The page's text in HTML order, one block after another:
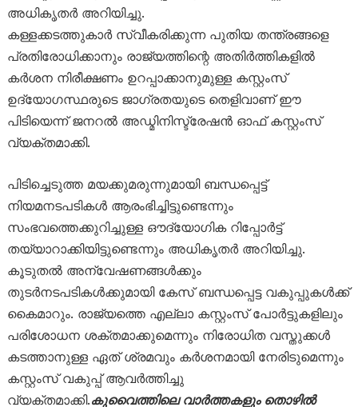
അധികൃതർ അറിയിച്ചു.
കള്ളക്കടത്തുകാർ സ്വീകരിക്കുന്ന പുതിയ തന്ത്രങ്ങളെ
പ്രതിരോധിക്കാനും രാജ്യത്തിന്റെ അതിർത്തികളിൽ
കർശന നിരീക്ഷണം ഉറപ്പാക്കാനുമുള്ള കസ്റ്റംസ്
ഉദ്യോഗസ്ഥരുടെ ജാഗ്രതയുടെ തെളിവാണ് ഈ
പിടിയെന്ന് ജനറൽ അഡ്മിനിസ്ട്രേഷൻ ഓഫ് കസ്റ്റംസ്
വ്യക്തമാക്കി.
പിടിച്ചെടുത്ത മയക്കുമരുന്നുമായി ബന്ധപ്പെട്ട്
നിയമനടപടികൾ ആരംഭിച്ചിട്ടുണ്ടെന്നും
സംഭവത്തെക്കുറിച്ചുള്ള ഔദ്യോഗിക റിപ്പോർട്ട്
തയ്യാറാക്കിയിട്ടുണ്ടെന്നും അധികൃതർ അറിയിച്ചു.
കൂടുതൽ അന്വേഷണങ്ങൾക്കും
തുടർനടപടികൾക്കുമായി കേസ് ബന്ധപ്പെട്ട വകുപ്പുകൾക്ക്
കൈമാറും. രാജ്യത്തെ എല്ലാ കസ്റ്റംസ് പോർട്ടുകളിലും
പരിശോധന ശക്തമാക്കുമെന്നും നിരോധിത വസ്തുക്കൾ
കടത്താനുള്ള ഏത് ശ്രമവും കർശനമായി നേരിടുമെന്നും
കസ്റ്റംസ് വകുപ്പ് ആവർത്തിച്ചു
വ്യക്തമാക്കി.കുവൈത്തിലെ വാർത്തകളും തൊഴിൽ